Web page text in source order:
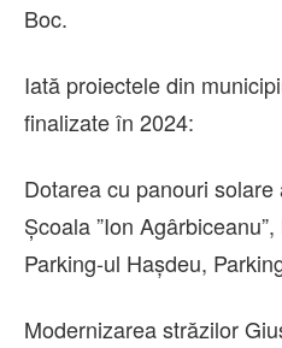
Boc.
Iată proiectele din
finalizate în 2024:
Dotarea cu panouri
Școala ”Ion
Parking-ul Hașdeu,
Modernizarea străzilor